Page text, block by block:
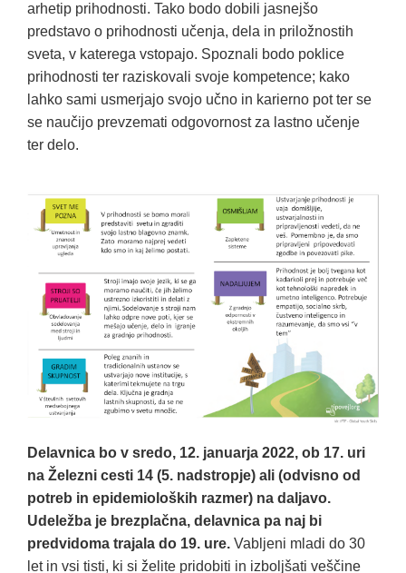
arhetip prihodnosti. Tako bodo dobili jasnejšo
predstavo o prihodnosti učenja, dela in priložnostih
sveta, v katerega vstopajo. Spoznali bodo poklice
prihodnosti ter raziskovali svoje kompetence; kako
lahko sami usmerjajo svojo učno in karierno pot ter se
se naučijo prevzemati odgovornost za lastno učenje
ter delo.
Delavnica bo v sredo, 12. januarja 2022, ob 17. uri
na Železni cesti 14 (5. nadstropje) ali (odvisno od
potreb in epidemioloških razmer) na daljavo.
Udeležba je brezplačna, delavnica pa naj bi
predvidoma trajala do 19. ure.Vabljeni mladi do 30
let in vsi tisti, ki si želite pridobiti in izboljšati veščine